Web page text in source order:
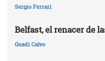
Sergio Ferrari
Belfast, el renacer de
Guadi Calvo